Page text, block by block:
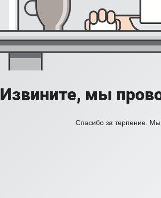
Извините, мы
Спасибо за терпение. Мы